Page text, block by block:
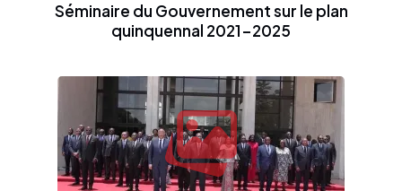
Séminaire du Gouvernement sur le plan
quinquennal 2021-2025